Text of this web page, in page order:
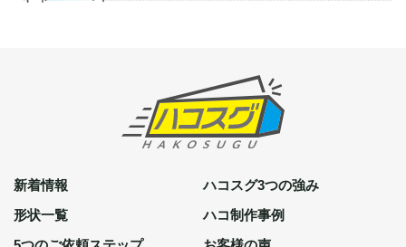
新着情報
ハコスグ3つの強み
形状一覧
ハコ制作事例